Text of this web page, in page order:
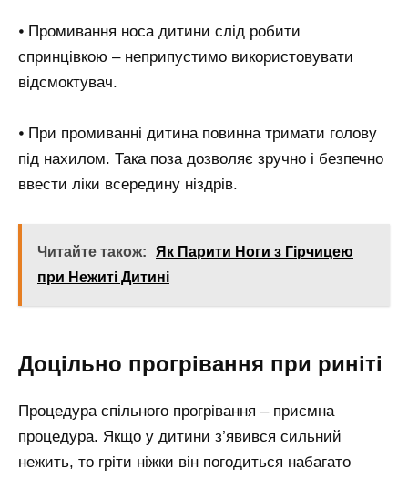
⦁ Промивання носа дитини слід робити
спринцівкою – неприпустимо використовувати
відсмоктувач.
⦁ При промиванні дитина повинна тримати голову
під нахилом. Така поза дозволяє зручно і безпечно
ввести ліки всередину ніздрів.
Читайте також:
Як Парити Ноги з Гірчицею
при Нежиті Дитині
Доцільно прогрівання при риніті
Процедура спільного прогрівання – приємна
процедура. Якщо у дитини з’явився сильний
нежить, то гріти ніжки він погодиться набагато